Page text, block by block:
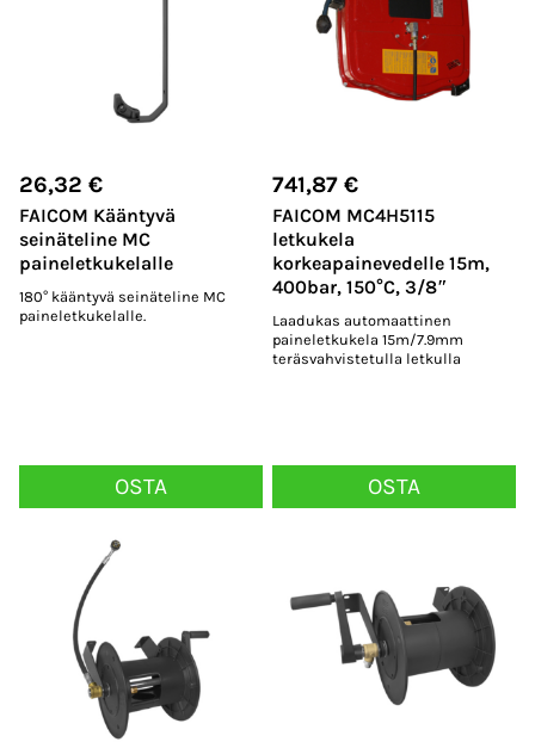
26,32 €
FAICOM Kääntyvä
seinäteline MC
paineletkukelalle
180° kääntyvä seinäteline MC
paineletkukelalle.
OSTA
741,87 €
FAICOM MC4H5115
letkukela
korkeapainevedelle 15m,
400bar, 150°C, 3/8″
Laadukas automaattinen
paineletkukela 15m/7.9mm
teräsvahvistetulla letkulla
OSTA